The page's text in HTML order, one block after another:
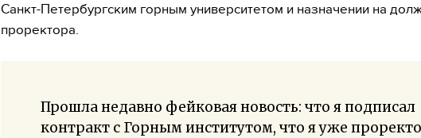
Санкт-Петербургским горным университетом и назначении на
проректора.
Прошла недавно фейковая новость: что я подписал
контракт с Горным институтом, что я уже